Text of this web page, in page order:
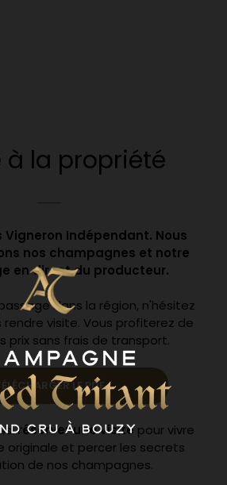
à la propriété
Vigneron Indépendant. Nous
nos champagnes et notre
en direct du producteur.
dans la région, n'hésitez
rendre visite. Vous profiterez de
prix sans frais de transport.
LE PDF
réserver une visitepour vivre
originale et percer les secrets
de nos champagnes.